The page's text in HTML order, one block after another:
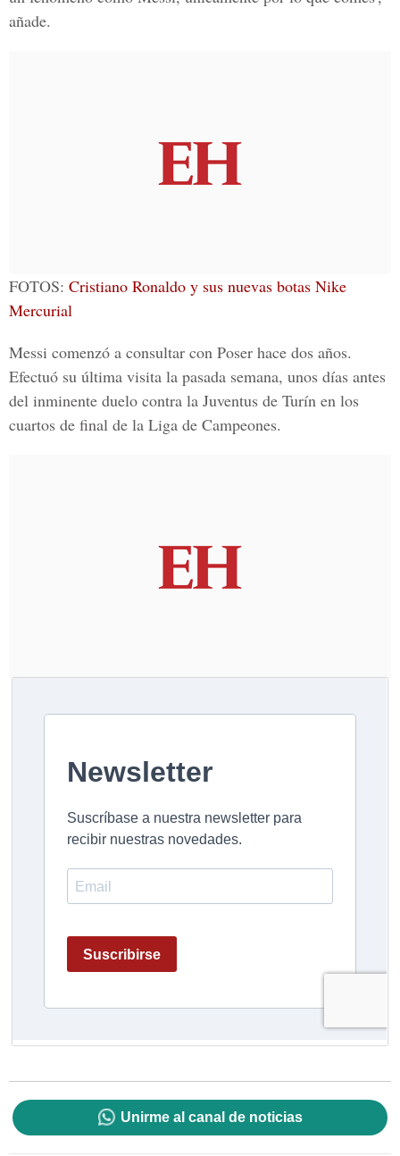
añade.
FOTOS: Cristiano Ronaldo y sus nuevas botas Nike
Mercurial
Messi comenzó a consultar con Poser hace dos años.
Efectuó su última visita la pasada semana, unos días antes
del inminente duelo contra la Juventus de Turín en los
cuartos de final de la Liga de Campeones.
Unirme al canal de noticias